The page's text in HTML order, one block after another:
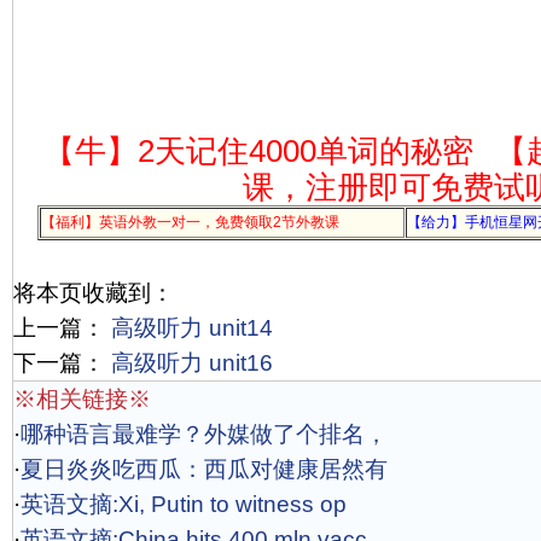
【牛】2天记住4000单词的秘密
课，注册即可免费试
【福利】英语外教一对一，免费领取2节外教课 【给力】手机恒星
将本页收藏到：
上一篇：
高级听力 unit14
下一篇：
高级听力 unit16
※相关链接※
·哪种语言最难学？外媒做了个排名，
·夏日炎炎吃西瓜：西瓜对健康居然有
·英语文摘:Xi, Putin to witness op